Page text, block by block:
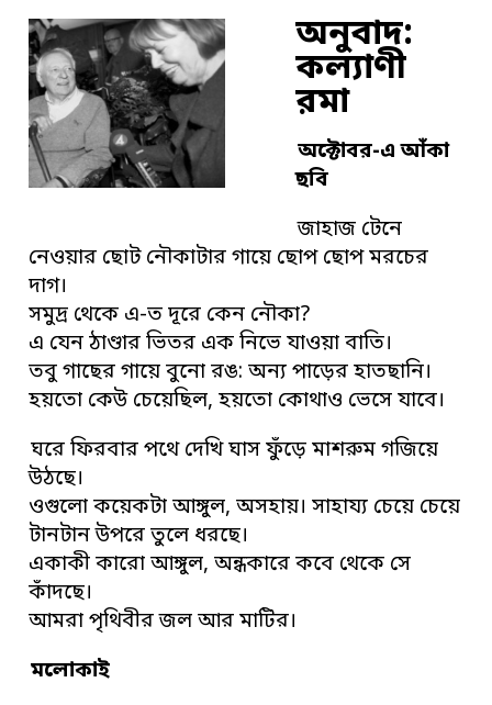
অনুবাদ:
কল্যাণী
রমা
অক্টোবর-এ আঁকা
ছবি
জাহাজ টেনে
নেওয়ার ছোট নৌকাটার গায়ে ছোপ ছোপ মরচের
দাগ।
সমুদ্র থেকে এ-ত দূরে কেন নৌকা?
এ যেন ঠাণ্ডার ভিতর এক নিভে যাওয়া বাতি।
তবু গাছের গায়ে বুনো রঙ: অন্য পাড়ের হাতছানি।
হয়তো কেউ চেয়েছিল, হয়তো কোথাও ভেসে যাবে।
ঘরে ফিরবার পথে দেখি ঘাস ফুঁড়ে মাশরুম গজিয়ে
উঠছে।
ওগুলো কয়েকটা আঙ্গুল, অসহায়। সাহায্য চেয়ে চেয়ে
টানটান উপরে তুলে ধরছে।
একাকী কারো আঙ্গুল, অন্ধকারে কবে থেকে সে
কাঁদছে।
আমরা পৃথিবীর জল আর মাটির।
মলোকাই